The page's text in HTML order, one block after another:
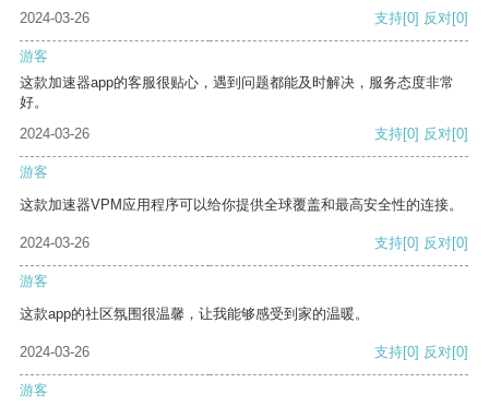
2024-03-26
支持[0] 反对[0]
游客
这款加速器app的客服很贴心，遇到问题都能及时解决，服务态度非常
好。
2024-03-26
支持[0] 反对[0]
游客
这款加速器VPM应用程序可以给你提供全球覆盖和最高安全性的连接。
2024-03-26 支持[0] 反对[0]
游客
这款app的社区氛围很温馨，让我能够感受到家的温暖。
2024-03-26 支持[0] 反对[0]
游客